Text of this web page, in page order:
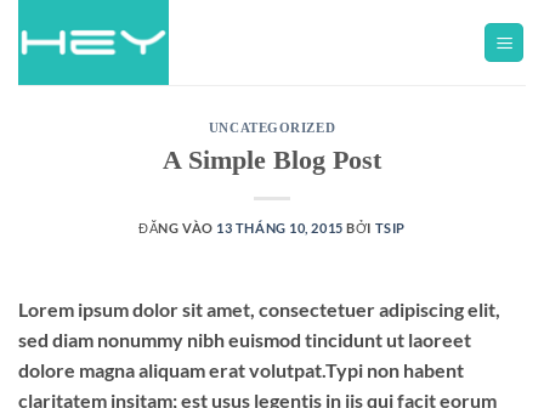
UNCATEGORIZED
A Simple Blog Post
ĐĂNG VÀO 13 THÁNG 10, 2015 BỞI TSIP
Lorem ipsum dolor sit amet, consectetuer adipiscing elit,
sed diam nonummy nibh euismod tincidunt ut laoreet
dolore magna aliquam erat volutpat.Typi non habent
claritatem insitam; est usus legentis in iis qui facit eorum